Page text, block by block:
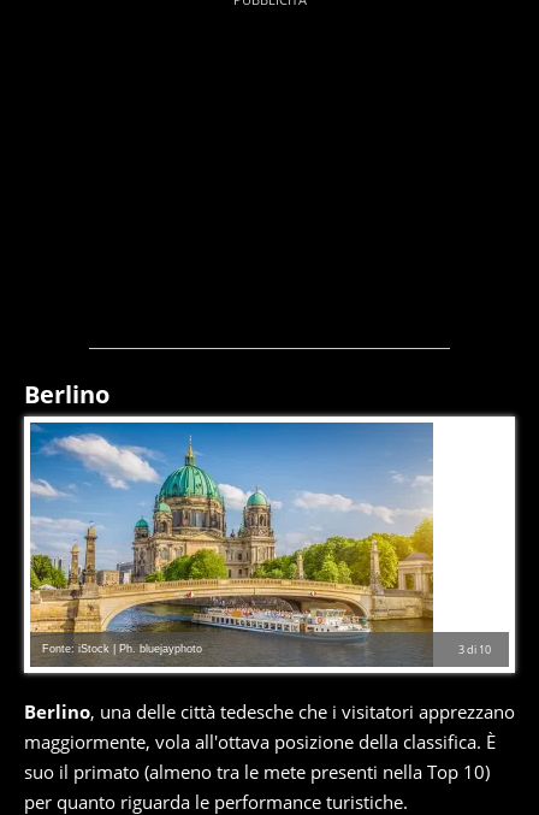
Berlino
3di 10
Fonte: iStock | Ph. bluejayphoto
Berlino, una delle città tedesche che i visitatori apprezzano
maggiormente, vola all'ottava posizione della classifica. È
suo il primato (almeno tra le mete presenti nella Top 10)
per quanto riguarda le performance turistiche.